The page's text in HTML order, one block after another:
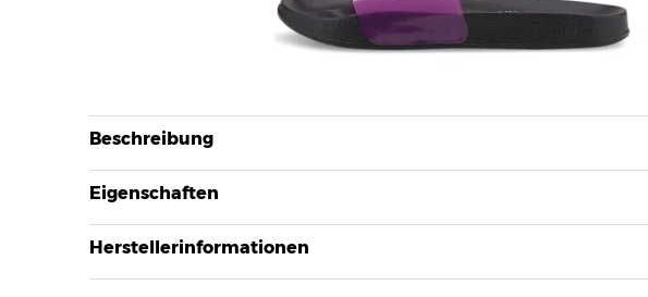
Beschreibung
Eigenschaften
Herstellerinformationen